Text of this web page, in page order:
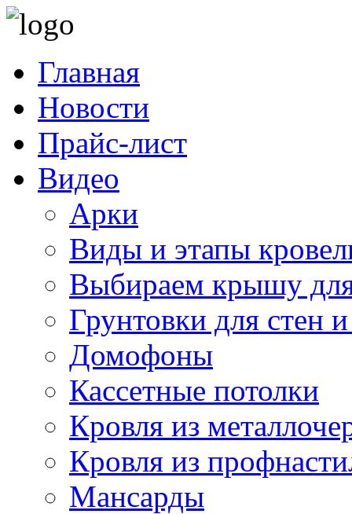
Главная
Новости
Прайс-лист
Видео
Арки
Виды и этапы
Выбираем крышу
Грунтовки для стен
Домофоны
Кассетные потолки
Кровля из
Кровля из
Мансарды